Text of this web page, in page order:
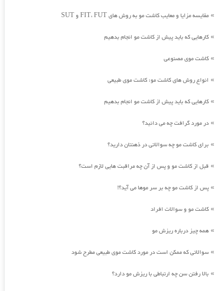
» مقایسه مزایا و معایب کاشت مو به روش های FIT، FUT و SUT
» کارهایی که باید پیش از کاشت مو انجام بدهیم
» کاشت موی مصنوعی
» انواع روش های کاشت مو: کاشت موی طبیعی
» کارهایی که باید پیش از کاشت مو انجام بدهیم
» در مورد گرافت چه می دانید؟
» برای کاشت مو چه سوالاتی در ذهنتان دارید؟
» قبل از کاشت مو و پس از آن چه مراقبت هایی لازم است؟
» پس از کاشت مو چه بر سر موها می آید؟!
» کاشت مو و سوالات افراد
» همه چیز درباره ریزش مو
» سوالاتی که ممکن است در مورد کاشت موی طبیعی مطرح شود
» بالا رفتن سن چه ارتباطی با ریزش مو دارد؟